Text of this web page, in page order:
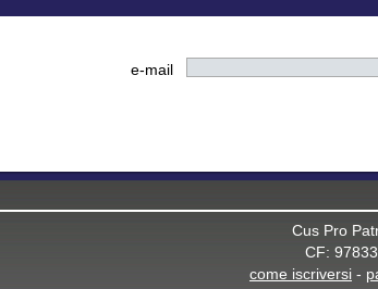
e-mail
Cus Pro
CF:
come iscriversi -